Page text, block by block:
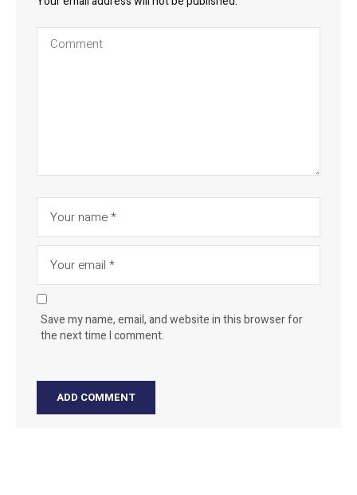
Save my name, email, and website in this browser for
the next time I comment.